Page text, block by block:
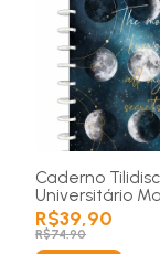
Caderno
Universitário
(Montável) - 1
80 folhas
R$39,90
R$74,90